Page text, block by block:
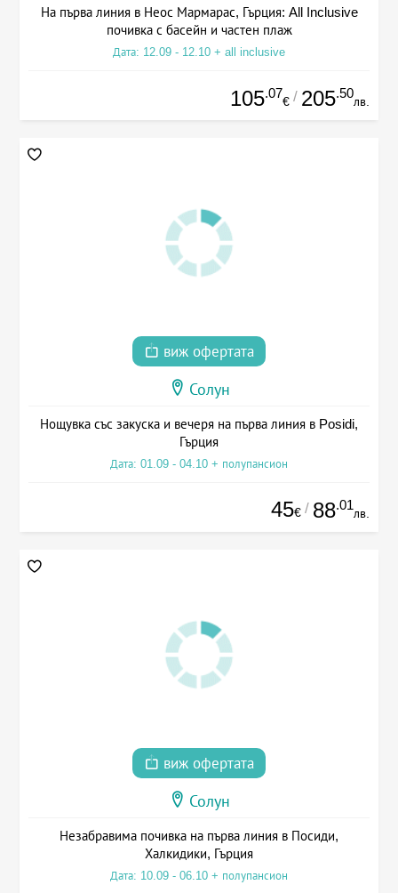
На първа линия в Неос Мармарас, Гърция: All Inclusive
почивка с басейн и частен плаж
Дата: 12.09 - 12.10 + all inclusive
105.07
€ / 205.50
лв.
виж офертата
Солун
Нощувка със закуска и вечеря на първа линия в Posidi,
Гърция
Дата: 01.09 - 04.10 + полупансион
45€ / 88.01
лв.
виж офертата
Солун
Незабравима почивка на първа линия в Посиди,
Халкидики, Гърция
Дата: 10.09 - 06.10 + полупансион